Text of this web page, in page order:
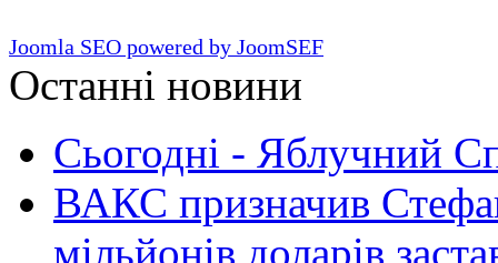
Joomla SEO powered by JoomSEF
Останні новини
Сьогодні - Яблучний
ВАКС призначив
мільйонів доларів